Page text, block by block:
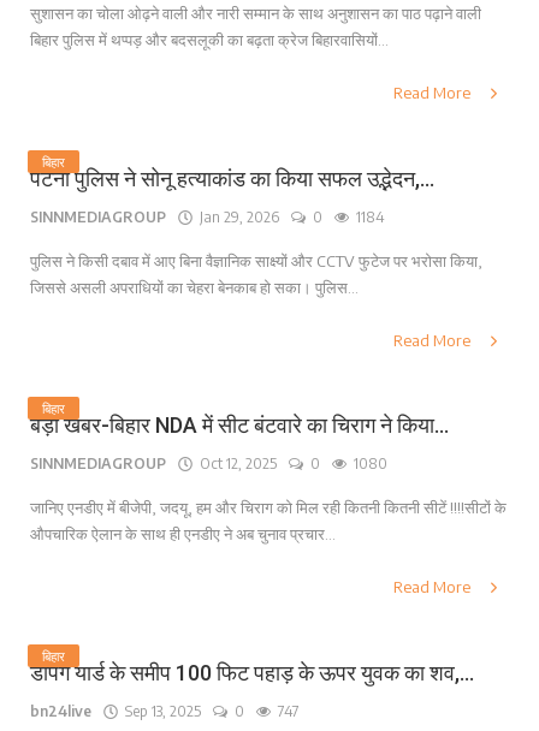
सुशासन का चोला ओढ़ने वाली और नारी सम्मान के साथ अनुशासन का पाठ पढ़ाने वाली
बिहार पुलिस में थप्पड़ और बदसलूकी का बढ़ता क्रेज बिहारवासियों...
Read More
बिहार
पटना पुलिस ने सोनू हत्याकांड का किया सफल उद्भेदन,...
SINNMEDIAGROUP Jan 29, 2026 0 1184
पुलिस ने किसी दबाव में आए बिना वैज्ञानिक साक्ष्यों और CCTV फुटेज पर भरोसा किया,
जिससे असली अपराधियों का चेहरा बेनकाब हो सका। पुलिस...
Read More
बिहार
बड़ी खबर-बिहार NDA में सीट बंटवारे का चिराग ने किया...
SINNMEDIAGROUP Oct 12, 2025 0 1080
जानिए एनडीए में बीजेपी, जदयू, हम और चिराग को मिल रही कितनी कितनी सीटें !!!!सीटों के
औपचारिक ऐलान के साथ ही एनडीए ने अब चुनाव प्रचार...
Read More
बिहार
डंपिंग यार्ड के समीप 100 फिट पहाड़ के ऊपर युवक का शव,...
bn24live Sep 13, 2025 0 747